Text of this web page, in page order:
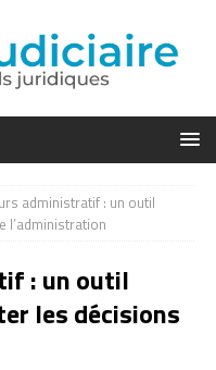
administratif : un outil
l’administration
: un outil
les décisions